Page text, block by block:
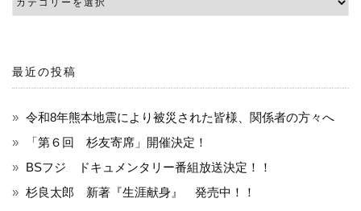
最近の投稿
令和8年熊本地震により被災された皆様、関係者の方々へ
「第６回 杉友寄席」開催決定！
BSフジ ドキュメンタリー番組放送決定！！
杉良太郎 新著『生涯献身』 発売中！！